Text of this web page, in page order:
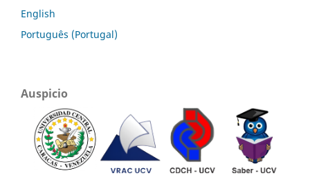
English
Português (Portugal)
Auspicio